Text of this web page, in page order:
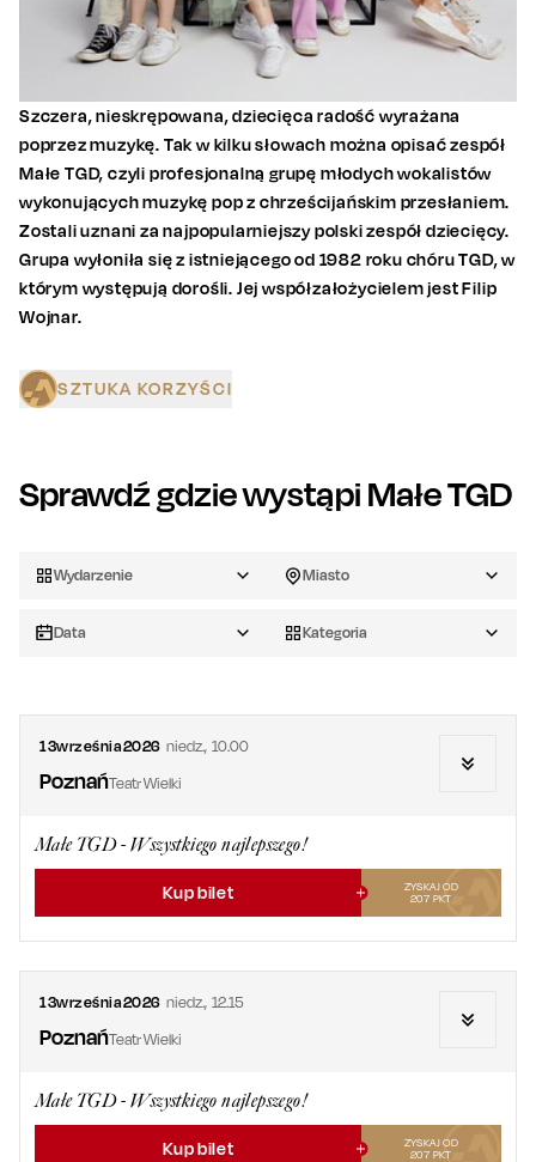
Szczera, nieskrępowana, dziecięca radość wyrażana
poprzez muzykę. Tak w kilku słowach można opisać zespół
Małe TGD, czyli profesjonalną grupę młodych wokalistów
wykonujących muzykę pop z chrześcijańskim przesłaniem.
Zostali uznani za najpopularniejszy polski zespół dziecięcy.
Grupa wyłoniła się z istniejącego od 1982 roku chóru TGD, w
którym występują dorośli. Jej współzałożycielem jest Filip
Wojnar.
SZTUKA KORZYŚCI
Sprawdź gdzie wystąpi Małe TGD
Wydarzenie Miasto
Data Kategoria
13września2026 niedz., 10.00
PoznańTeatr Wielki
Małe TGD - Wszystkiego najlepszego!
Kup bilet
ZYSKAJ OD
207 PKT
13września2026 niedz., 12.15
PoznańTeatr Wielki
Małe TGD - Wszystkiego najlepszego!
Kup bilet
ZYSKAJ OD
207 PKT